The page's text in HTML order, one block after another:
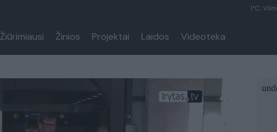
1°C,
Žiūrimiausi Žinios Projektai Laidos Videoteka